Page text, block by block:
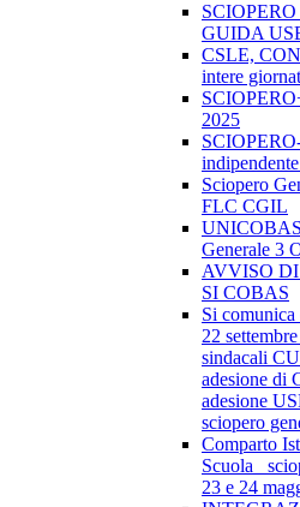
GUIDA
CSLE,
intere
2025
Sciopero
FLC CGIL
Generale 3
AVVISO DI
SI COBAS
Si comunica
22
sindacali
adesione di
adesione
sciopero
Comparto
Scuola_
23 e 24